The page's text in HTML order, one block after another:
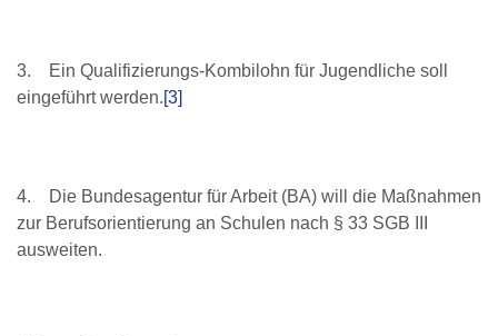
3. Ein Qualifizierungs-Kombilohn für Jugendliche soll
eingeführt werden.[3]
4. Die Bundesagentur für Arbeit (BA) will die Maßnahmen
zur Berufsorientierung an Schulen nach § 33 SGB III
ausweiten.